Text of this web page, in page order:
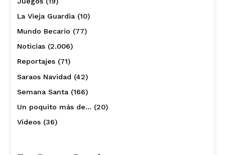
La Vieja Guardia(10)
Mundo Becario (77)
Noticias(2.006)
Reportajes(71)
Saraos Navidad (42)
Semana Santa(166)
Un poquito más de… (20)
Vídeos(36)